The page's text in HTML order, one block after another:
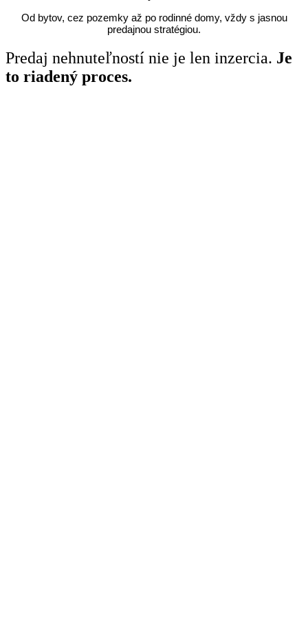
Od bytov, cez pozemky až po rodinné domy, vždy s jasnou
predajnou stratégiou.
Predaj nehnuteľností nie je len inzercia. Je
to riadený proces.